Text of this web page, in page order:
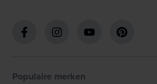
Populaire merken